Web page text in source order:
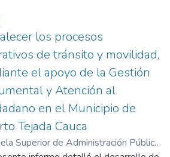
Pública (ESAP), en el
Santander de Quilichao. El propósito
de este estudio es examinar, desde
técnico-administrativa, las
de gestión pública ambiental
a la recuperación de la subcuenta
Quilichao durante el periodo
entre los años 2019 y 2023.
en la línea de investigación
del desarrollo y planeación
los procesos
de tránsito y movilidad,
el apoyo de la Gestión
y Atención al
en el Municipio de
Tejada Cauca
Superior de Administración Pública